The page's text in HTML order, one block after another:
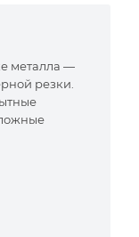
металла —
резки.